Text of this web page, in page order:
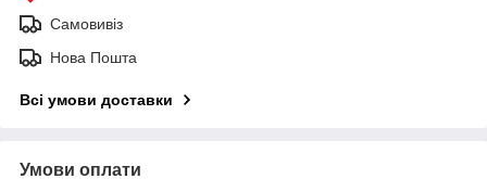
Самовивіз
Нова Пошта
Всі умови доставки
Умови оплати